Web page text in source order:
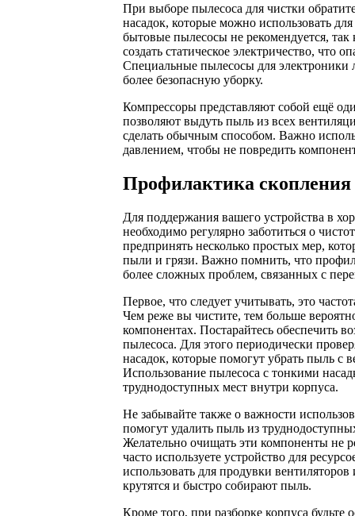
При выборе пылесоса для чистки
насадок, которые можно использовать
бытовые пылесосы не рекомендуется,
создать статическое электричество, что
Специальные пылесосы для электроники
более безопасную уборку.
Компрессоры представляют собой ещё
позволяют выдуть пыль из всех
сделать обычным способом. Важно
давлением, чтобы не повредить
Профилактика
Для поддержания вашего устройства в
необходимо регулярно заботиться о
предпринять несколько простых мер,
пыли и грязи. Важно помнить, что
более сложных проблем, связанных с
Первое, что следует учитывать, это
Чем реже вы чистите, тем больше
компонентах. Постарайтесь обеспечить
пылесоса. Для этого периодически
насадок, которые помогут убрать пыль с
Использование пылесоса с тонкими
труднодоступных мест внутри корпуса.
Не забывайте также о важности
помогут удалить пыль из
Желательно очищать эти компоненты не
часто используете устройство для
использовать для продувки
крутятся и быстро собирают пыль.
Кроме того, при разборке корпуса